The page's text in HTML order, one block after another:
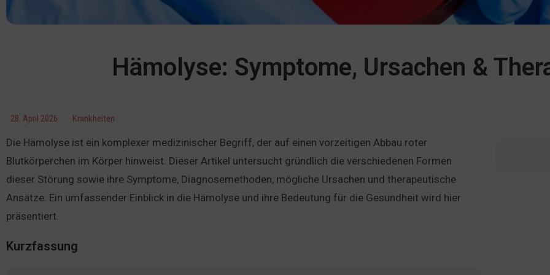
Hämolyse: Symptome, Ursachen &
28. April 2026 Krankheiten
Die Hämolyse ist ein komplexer medizinischer Begriff, der auf einen vorzeitigen Abbau roter
Blutkörperchen im Körper hinweist. Dieser Artikel untersucht gründlich die verschiedenen Formen
dieser Störung sowie ihre Symptome, Diagnosemethoden, mögliche Ursachen und therapeutische
Ansätze. Ein umfassender Einblick in die Hämolyse und ihre Bedeutung für die Gesundheit wird hier
präsentiert.
Kurzfassung